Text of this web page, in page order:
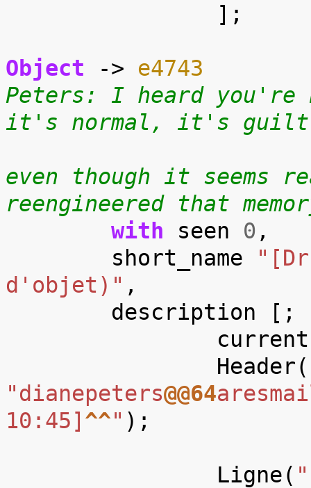
];
Object ->
e4743
Peters: I heard you're
it's normal, it's guilt
even though it
reengineered that
with
seen 0 ,
short_name
d'objet)" ,
description
[;
Header(
"dianepeters@@64
10:45] ^^" );
Ligne(